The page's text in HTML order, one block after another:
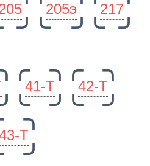
205э 217
41-Т 42-Т
Т